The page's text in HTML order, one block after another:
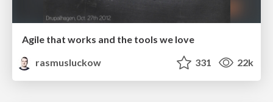
Agile that works and the tools we love
rasmusluckow
331 22k